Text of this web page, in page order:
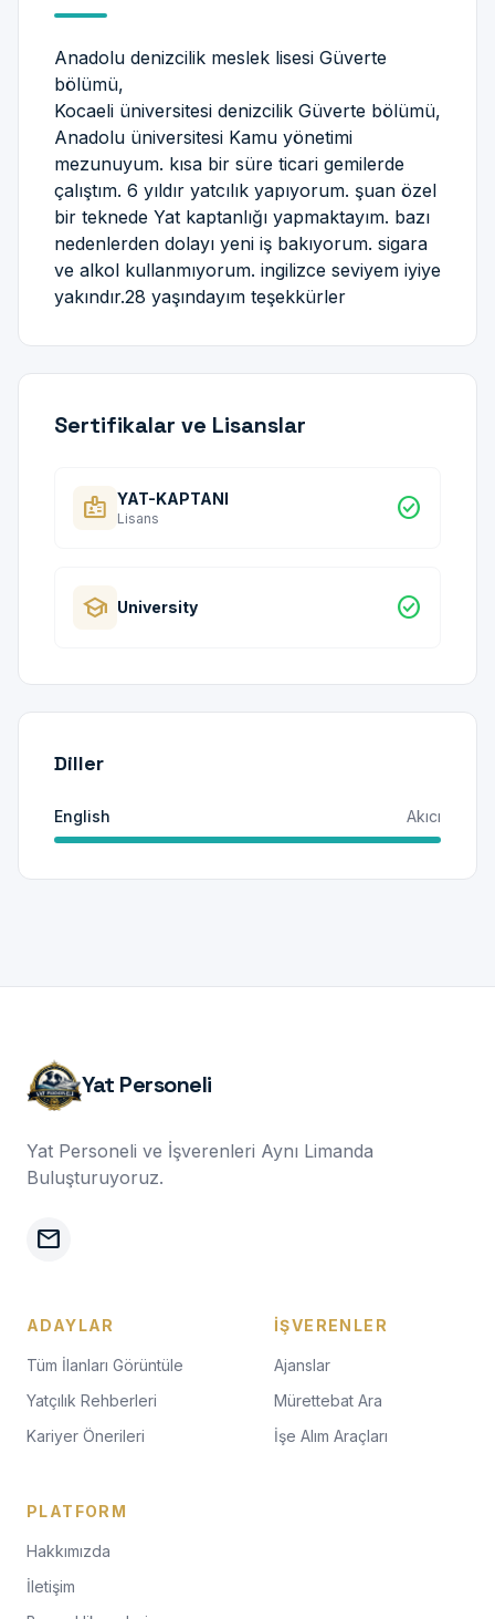
Anadolu denizcilik meslek lisesi Güverte
bölümü,
Kocaeli üniversitesi denizcilik Güverte bölümü,
Anadolu üniversitesi Kamu yönetimi
mezunuyum. kısa bir süre ticari gemilerde
çalıştım. 6 yıldır yatcılık yapıyorum. şuan özel
bir teknede Yat kaptanlığı yapmaktayım. bazı
nedenlerden dolayı yeni iş bakıyorum. sigara
ve alkol kullanmıyorum. ingilizce seviyem iyiye
yakındır.28 yaşındayım teşekkürler
Sertifikalar ve Lisanslar
badge YAT-KAPTANI
Lisans check_circle
school University check_circle
Diller
English Akıcı
Yat Personeli
Yat Personeli ve İşverenleri Aynı Limanda
Buluşturuyoruz.
mail
ADAYLAR
Tüm İlanları Görüntüle
Yatçılık Rehberleri
Kariyer Önerileri
İŞVERENLER
Ajanslar
Mürettebat Ara
İşe Alım Araçları
PLATFORM
Hakkımızda
İletişim